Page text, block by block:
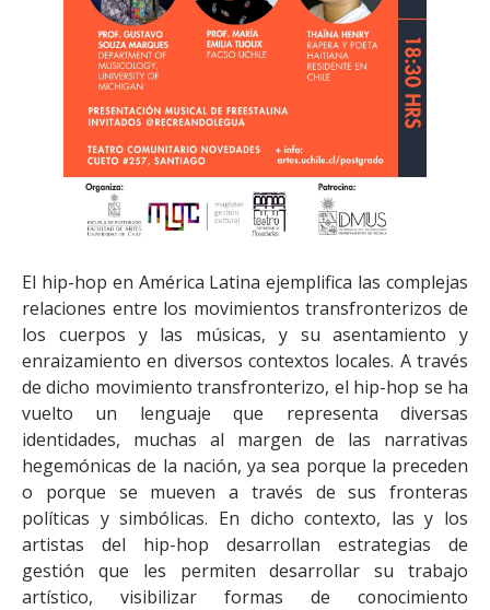
El hip-hop en América Latina ejemplifica las complejas
relaciones entre los movimientos transfronterizos de
los cuerpos y las músicas, y su asentamiento y
enraizamiento en diversos contextos locales. A través
de dicho movimiento transfronterizo, el hip-hop se ha
vuelto un lenguaje que representa diversas
identidades, muchas al margen de las narrativas
hegemónicas de la nación, ya sea porque la preceden
o porque se mueven a través de sus fronteras
políticas y simbólicas. En dicho contexto, las y los
artistas del hip-hop desarrollan estrategias de
gestión que les permiten desarrollar su trabajo
artístico, visibilizar formas de conocimiento